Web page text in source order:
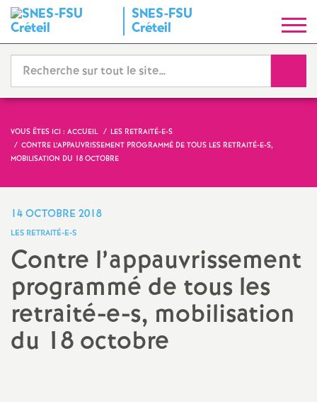
SNES-FSU
Créteil
y
n
d
t
N
VOUS ÊTES ICI : ACCUEIL
LES RETRAITÉ-E-S
CONTRE L’APPAUVRISSEMENT PROGRAMMÉ DE TOUS LES RETRAITÉ-E-S,
MOBILISATION DU 18 OCTOBRE
14 OCTOBRE 2018
LES RETRAITÉ-E-S
Contre l’appauvrissement
programmé de tous les
retraité-e-s, mobilisation
du 18 octobre